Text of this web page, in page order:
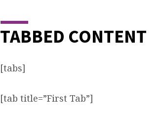
TABBED CONTENT
[tabs]
[tab title=”First Tab”]